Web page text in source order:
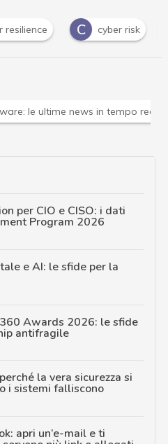
resilience C cyber risk
le ultime news in tempo
per CIO e CISO: i dati
Program 2026
e AI: le sfide per la
Awards 2026: le sfide
antifragile
la vera sicurezza si
i sistemi falliscono
apri un’e-mail e ti